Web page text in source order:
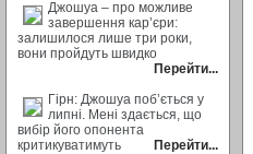
Джошуа – про можливе
завершення кар’єри:
залишилося лише три роки,
вони пройдуть швидко
Перейти...
Гірн: Джошуа поб’ється у
липні. Мені здається, що
вибір його опонента
критикуватимуть
Перейти...